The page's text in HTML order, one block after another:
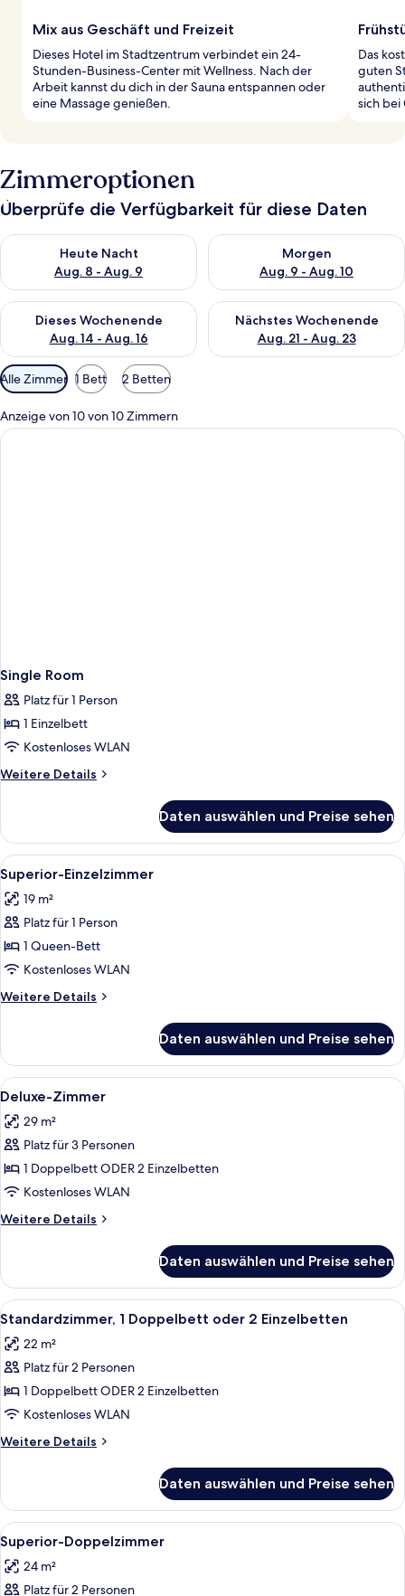
Mix aus Geschäft und Freizeit
Dieses Hotel im Stadtzentrum verbindet ein 24-
Stunden-Business-Center mit Wellness. Nach der
Arbeit kannst du dich in der Sauna entspannen oder
eine Massage genießen.
Das
guten
sich bei
Zimmeroptionen
Überprüfe die Verfügbarkeit für diese Daten
Heute Nacht
Aug. 8 - Aug. 9
Überprüfe die Verfügbarkeit für heute Nacht, Aug. 8 - Aug. 9.
Morgen
Aug. 9 - Aug. 10
Überprüfe die Verfügbarkeit
Dieses Wochenende
Aug. 14 - Aug. 16
Überprüfe die Verfügbarkeit für dieses Wochenende, Aug. 14
Nächstes Wochenende
Aug. 21 - Aug. 23
Überprüfe die Verfügbarkeit
Verfügbare
Filter
für
Zimmer
Alle Zimmer 1 Bett 2 Betten
Anzeige von 10 von 10 Zimmern
Single Room
Platz für 1 Person
1 Einzelbett
Kostenloses WLAN
Weitere Details
Weitere
Room
Daten auswählen und Preise sehen
Alle
Fotos
für
Superior-
Einzelzimmer
anzeigen
Ein Hotelzimmer mit Bett,
4
Superior-Einzelzimmer
19 m²
Platz für 1 Person
1 Queen-Bett
Kostenloses WLAN
Weitere Details
Weitere
Einzelzimmer
Daten auswählen und Preise sehen
Alle
Fotos
für
Deluxe-
Zimmer
anzeigen
Ein Hotelzimmer mit einem
9
Deluxe-Zimmer
29 m²
Platz für 3 Personen
1 Doppelbett ODER 2 Einzelbetten
Kostenloses WLAN
Weitere Details
Weitere
Zimmer
Daten auswählen und Preise sehen
Alle
Fotos
für
Standardzimmer,
1
Doppelbett
oder
2
anzeigen
Ein Hotelzimmer mit Bett,
3
Standardzimmer, 1 Doppelbett oder 2 Einzelbetten
22 m²
Platz für 2 Personen
1 Doppelbett ODER 2 Einzelbetten
Kostenloses WLAN
Weitere Details
Weitere
1
Doppelbett
oder
Einzelbetten
Daten auswählen und Preise sehen
Alle
Fotos
für
Ein Hotelzimmer mit Bett,
4
Superior-Doppelzimmer
24 m²
Platz für 2 Personen